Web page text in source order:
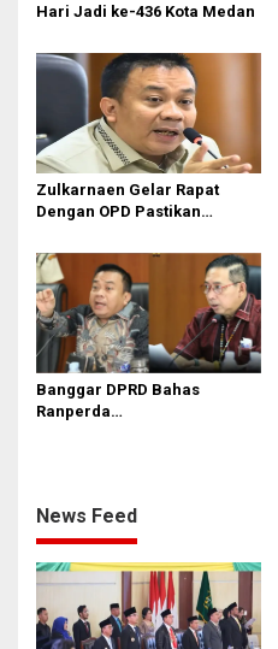
Hari Jadi ke-436 Kota Medan
Zulkarnaen Gelar Rapat
Dengan OPD Pastikan
Banjir
Banggar DPRD Bahas
Ranperda
News Feed